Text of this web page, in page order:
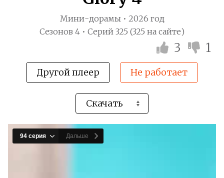
Мини-дорамы • 2026 год
Сезонов 4 • Серий 325 (325 на сайте)
3 1
Другой плеер Не работает